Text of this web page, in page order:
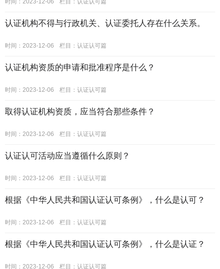
时间：2023-12-06 栏目： 认证认可篇
认证机构不得与行政机关、认证委托人存在什么关系。
时间：2023-12-06 栏目： 认证认可篇
认证机构资质的申请和批准程序是什么？
时间：2023-12-06 栏目： 认证认可篇
取得认证机构资质，应当符合那些条件？
时间：2023-12-06 栏目： 认证认可篇
认证认可活动应当遵循什么原则？
时间：2023-12-06 栏目： 认证认可篇
根据《中华人民共和国认证认可条例》，什么是认可？
时间：2023-12-06 栏目： 认证认可篇
根据《中华人民共和国认证认可条例》，什么是认证？
时间：2023-12-06 栏目： 认证认可篇